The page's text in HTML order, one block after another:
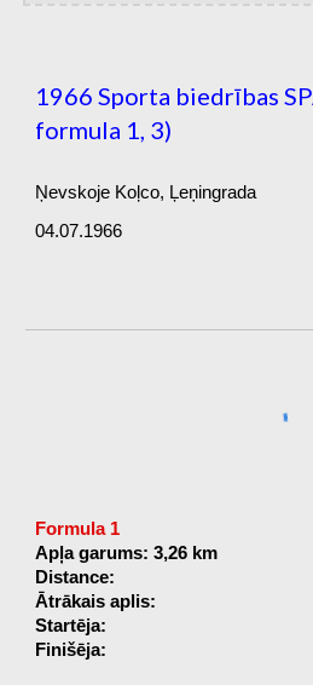
1966 Sporta biedrības
formula 1, 3)
Ņevskoje Koļco, Ļeņingrada
04.07.1966
Formula 1
Apļa garums: 3,26 km
Distance:
Ātrākais aplis:
Startēja:
Finišēja: